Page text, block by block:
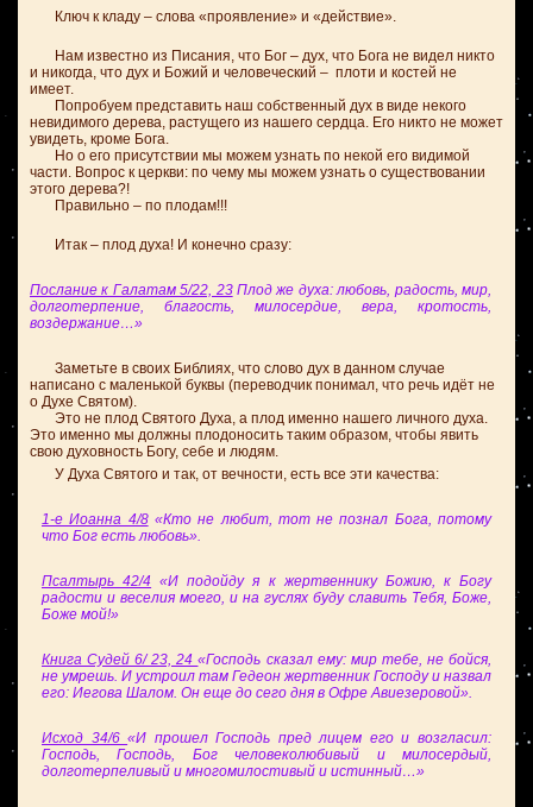
Ключ к кладу – слова «проявление» и «действие».
Нам известно из Писания, что Бог – дух, что Бога не видел никто
и никогда, что дух и Божий и человеческий – плоти и костей не
имеет.
Попробуем представить наш собственный дух в виде некого
невидимого дерева, растущего из нашего сердца. Его никто не может
увидеть, кроме Бога.
Но о его присутствии мы можем узнать по некой его видимой
части. Вопрос к церкви: по чему мы можем узнать о существовании
этого дерева?!
Правильно – по плодам!!!
Итак – плод духа! И конечно сразу:
Послание к Галатам 5/22, 23Плод же духа: любовь, радость, мир,
долготерпение, благость, милосердие, вера, кротость,
воздержание…»
Заметьте в своих Библиях, что слово дух в данном случае
написано с маленькой буквы (переводчик понимал, что речь идёт не
о Духе Святом).
Это не плод Святого Духа, а плод именно нашего личного духа.
Это именно мы должны плодоносить таким образом, чтобы явить
свою духовность Богу, себе и людям.
У Духа Святого и так, от вечности, есть все эти качества:
1-е Иоанна 4/8«Кто не любит, тот не познал Бога, потому
что Бог есть любовь».
Псалтырь 42/4 «И подойду я к жертвеннику Божию, к Богу
радости и веселия моего, и на гуслях буду славить Тебя, Боже,
Боже мой!»
Книга Судей 6/ 23, 24«Господь сказал ему: мир тебе, не бойся,
не умрешь. И устроил там Гедеон жертвенник Господу и назвал
его: Иегова Шалом. Он еще до сего дня в Офре Авиезеровой».
Исход 34/6«И прошел Господь пред лицем его и возгласил:
Господь, Господь, Бог человеколюбивый и милосердый,
долготерпеливый и многомилостивый и истинный…»